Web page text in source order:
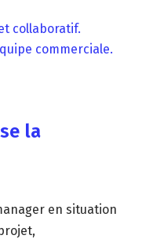
collaboratif.
commerciale.
la
en situation